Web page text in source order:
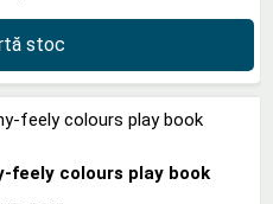
stoc
feely colours play book